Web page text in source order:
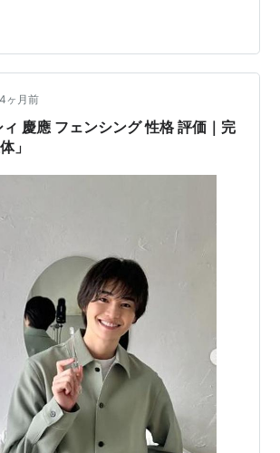
部分には「HELLO SUMMER」のロゴ
ヤシの木が描かれた夏を感じるデザイ
ているだけでも気分が明るくなるよう
がっています またスタンドも付いてい
に置いて使用できますし、軽量でコン
…
4ヶ月前
慶應 フェンシング 性格 評価｜完
」